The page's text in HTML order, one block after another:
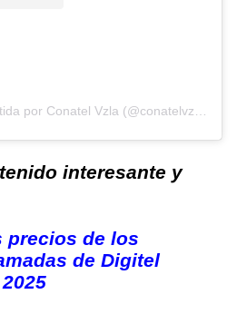
interesante y
precios de los
de Digitel